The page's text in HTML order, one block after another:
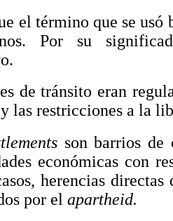
el término que se usó
Por su
de tránsito eran
y las restricciones a la
son barrios de
económicas con
herencias
por el apartheid.